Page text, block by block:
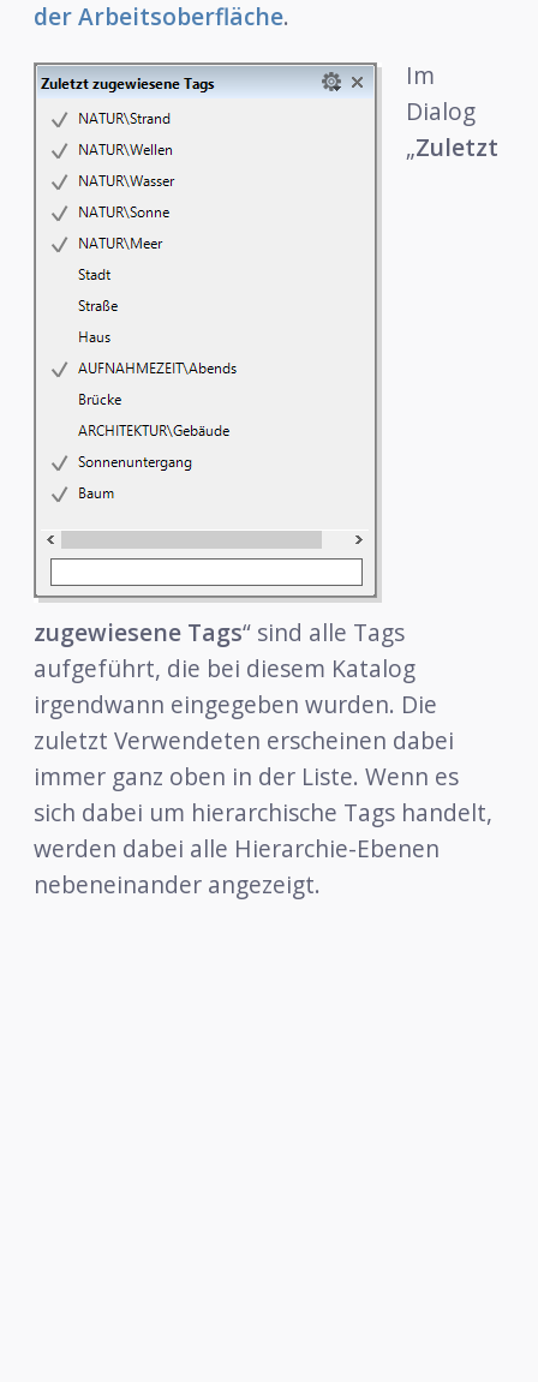
der Arbeitsoberfläche.
Im
Dialog
„Zuletzt
zugewiesene Tags“ sind alle Tags
aufgeführt, die bei diesem Katalog
irgendwann eingegeben wurden. Die
zuletzt Verwendeten erscheinen dabei
immer ganz oben in der Liste. Wenn es
sich dabei um hierarchische Tags handelt,
werden dabei alle Hierarchie-Ebenen
nebeneinander angezeigt.